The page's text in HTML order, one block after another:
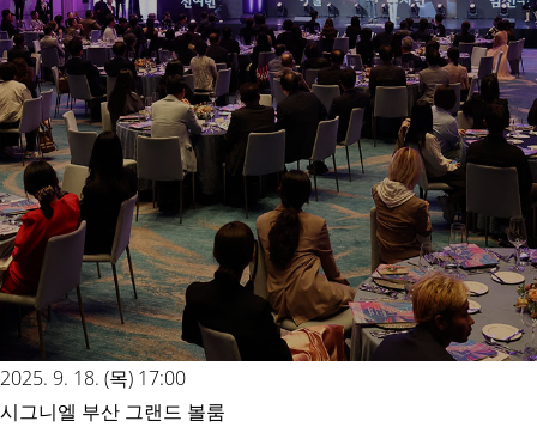
2025. 9. 18. (목) 17:00
시그니엘 부산 그랜드 볼룸